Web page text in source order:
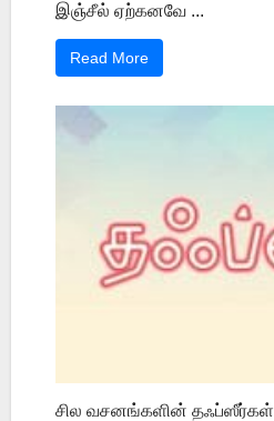
இஞ்சீல் ஏற்கனவே ...
Read More
சில வசனங்களின் தஃப்ஸீர்கள்